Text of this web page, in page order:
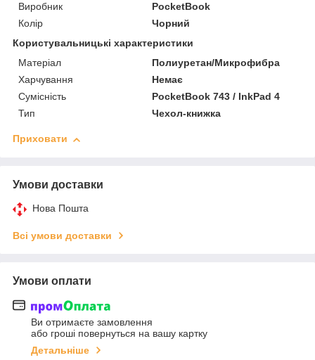
Виробник
PocketBook
Колір
Чорний
Користувальницькі характеристики
Матеріал
Полиуретан/Микрофибра
Харчування
Немає
Сумісність
PocketBook 743 / InkPad 4
Тип
Чехол-книжка
Приховати
Умови доставки
Нова Пошта
Всі умови доставки
Умови оплати
Ви отримаєте замовлення
або гроші повернуться на вашу картку
Детальніше